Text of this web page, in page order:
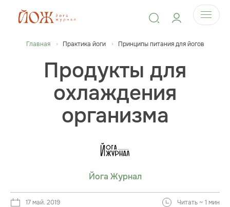
Главная Практика йоги Принципы питания для йогов
Продукты для
охлаждения
организма
Йога Журнал
17 май. 2019 Читать ~ 1 мин